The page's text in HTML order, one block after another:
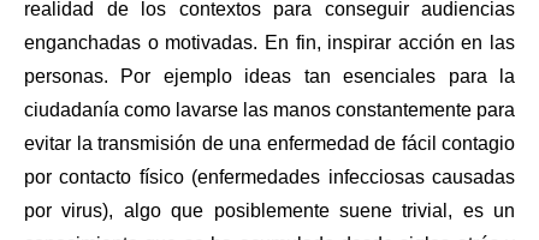
realidad de los contextos para conseguir audiencias
enganchadas o motivadas. En fin, inspirar acción en las
personas. Por ejemplo ideas tan esenciales para la
ciudadanía como lavarse las manos constantemente para
evitar la transmisión de una enfermedad de fácil contagio
por contacto físico (enfermedades infecciosas causadas
por virus), algo que posiblemente suene trivial, es un